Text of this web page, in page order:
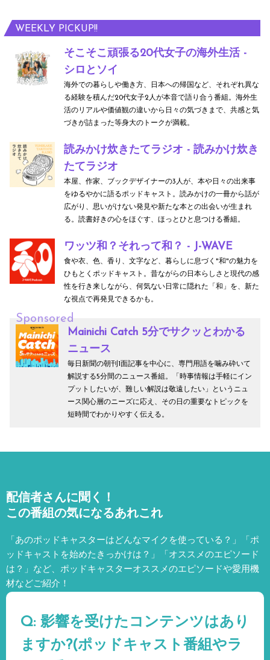
WEEKLY PICKUP!!
そこそこ頑張る20代女子の海外生活 -
シロとソイ
海外での暮らしや働き方、日本への帰国など、それぞれ異な
る経験を積んだ20代女子2人が本音で語り合う番組。海外生
活のリアルや価値観の違いから日々の気づきまで、共感と気
づきが詰まった等身大のトークが満載。
読みかけ炊きたてラジオ - 読みかけ炊き
たてラジオ
本屋、作家、ブックデザイナーの3人が、本や日々の出来事
をゆるやかに語るポッドキャスト。読みかけの一冊から話が
広がり、思いがけない発見や新たな本との出会いが生まれ
る。読書好きの心をほぐす、ほっとひと息つける番組。
ワッツ和？それって和？ - J-WAVE
食や衣、色、香り、文字など、暮らしに息づく"和"の魅力を
ひもとくポッドキャスト。昔ながらの日本らしさと現代の感
性を行き来しながら、何気ない日常に隠れた「和」を、新た
な視点で再発見できるかも。
Sponsored
Mainichi Catch 5分でサクッとわかる
ニュース
毎日新聞の朝刊1面記事を中心に、専門用語を噛み砕いて
解説する5分間のニュース番組。「時事情報は手軽にイン
プットしたいが、難しい解説は敬遠したい」というニュ
ース関心層のニーズに応え、その日の重要なトピックを
短時間でわかりやすく伝える。
配信者さんに聞く！
この番組の気になるあれこれ
「あのポッドキャスターはどんなマイクを使っている？」「ポ
ッドキャストを始めたきっかけは？」「オススメのエピソード
は？」など、 ポッドキャスターオススメのエピソードや愛用機
材などご紹介！
Q: 影響を受けたコンテンツはあり
ますか?(ポッドキャスト番組やラ